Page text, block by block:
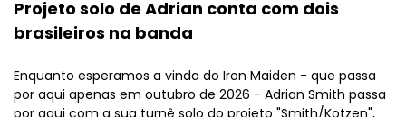
Projeto solo de Adrian conta com dois
brasileiros na banda
Enquanto esperamos a vinda do Iron Maiden - que passa
por aqui apenas em outubro de 2026 - Adrian Smith passa
por aqui com a sua turnê solo do projeto "Smith/Kotzen",